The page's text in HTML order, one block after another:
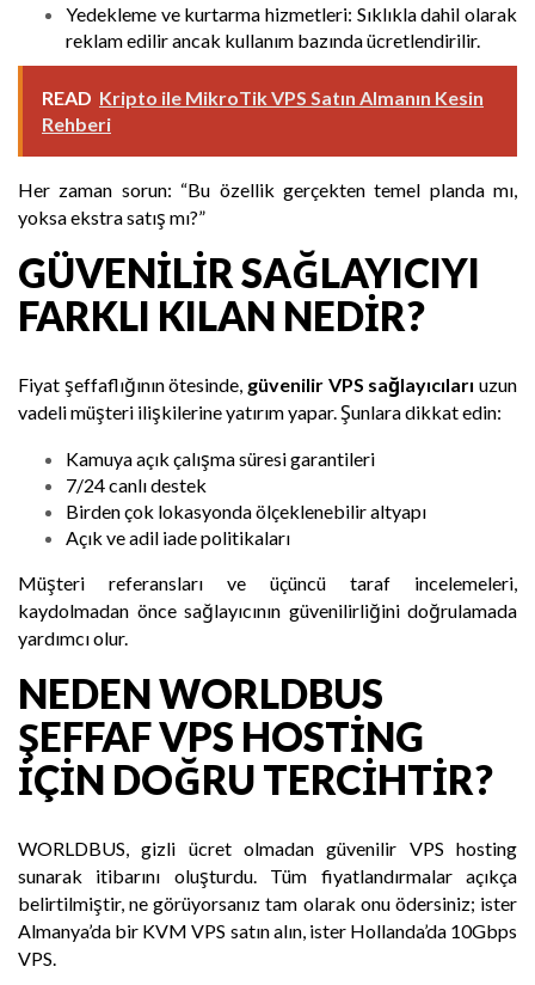
Yedekleme ve kurtarma hizmetleri: Sıklıkla dahil olarak
reklam edilir ancak kullanım bazında ücretlendirilir.
READ Kripto ile MikroTik VPS Satın Almanın Kesin
Rehberi
Her zaman sorun: “Bu özellik gerçekten temel planda mı,
yoksa ekstra satış mı?”
GÜVENILIR SAĞLAYICIYI
FARKLI KILAN NEDIR?
Fiyat şeffaflığının ötesinde, güvenilir VPS sağlayıcıları uzun
vadeli müşteri ilişkilerine yatırım yapar. Şunlara dikkat edin:
Kamuya açık çalışma süresi garantileri
7/24 canlı destek
Birden çok lokasyonda ölçeklenebilir altyapı
Açık ve adil iade politikaları
Müşteri referansları ve üçüncü taraf incelemeleri,
kaydolmadan önce sağlayıcının güvenilirliğini doğrulamada
yardımcı olur.
NEDEN WORLDBUS
ŞEFFAF VPS HOSTING
İÇIN DOĞRU TERCIHTIR?
WORLDBUS, gizli ücret olmadan güvenilir VPS hosting
sunarak itibarını oluşturdu. Tüm fiyatlandırmalar açıkça
belirtilmiştir, ne görüyorsanız tam olarak onu ödersiniz; ister
Almanya’da bir KVM VPS satın alın, ister Hollanda’da 10Gbps
VPS.